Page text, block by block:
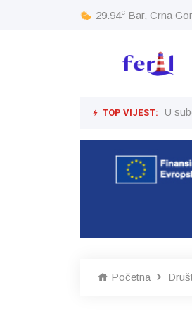
29.94c Bar, Crna
TOP VIJEST: U
Početna